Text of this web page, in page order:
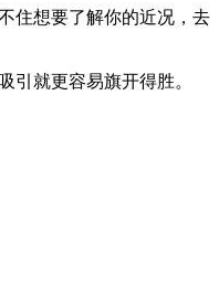
住想要了解你的近况，去
引就更容易旗开得胜。